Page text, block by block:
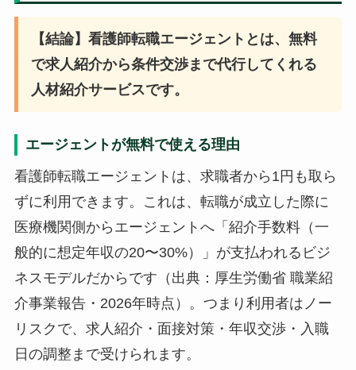
【結論】看護師転職エージェントとは、無料
で求人紹介から条件交渉まで代行してくれる
人材紹介サービスです。
エージェントが無料で使える理由
看護師転職エージェントは、求職者から1円も取ら
ずに利用できます。これは、転職が成立した際に
医療機関側からエージェントへ「紹介手数料（一
般的に想定年収の20〜30%）」が支払われるビジ
ネスモデルだからです（出典：厚生労働省 職業紹
介事業報告・2026年時点）。つまり利用者はノー
リスクで、求人紹介・面接対策・年収交渉・入職
日の調整まで受けられます。